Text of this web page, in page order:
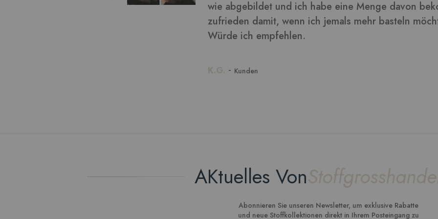
AKtuelles Von
Abonnieren Sie unseren Newsletter, um exklusive Rabatte
und neue Stoffkollektionen direkt in Ihrem Posteingang zu